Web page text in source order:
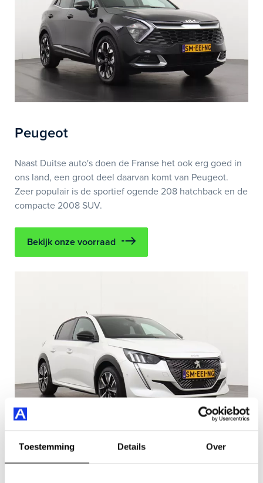
Toestemming Details Over
Peugeot
Naast Duitse auto's doen de Franse het ook erg goed in
ons land, een groot deel daarvan komt van Peugeot.
Zeer populair is de sportief ogende 208 hatchback en de
compacte 2008 SUV.
Bekijk onze voorraad